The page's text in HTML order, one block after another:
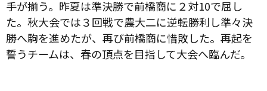
手が揃う。昨夏は準決勝で前橋商に２対10で屈し
た。秋大会では３回戦で農大二に逆転勝利し準々決
勝へ駒を進めたが、再び前橋商に惜敗した。再起を
誓うチームは、春の頂点を目指して大会へ臨んだ。